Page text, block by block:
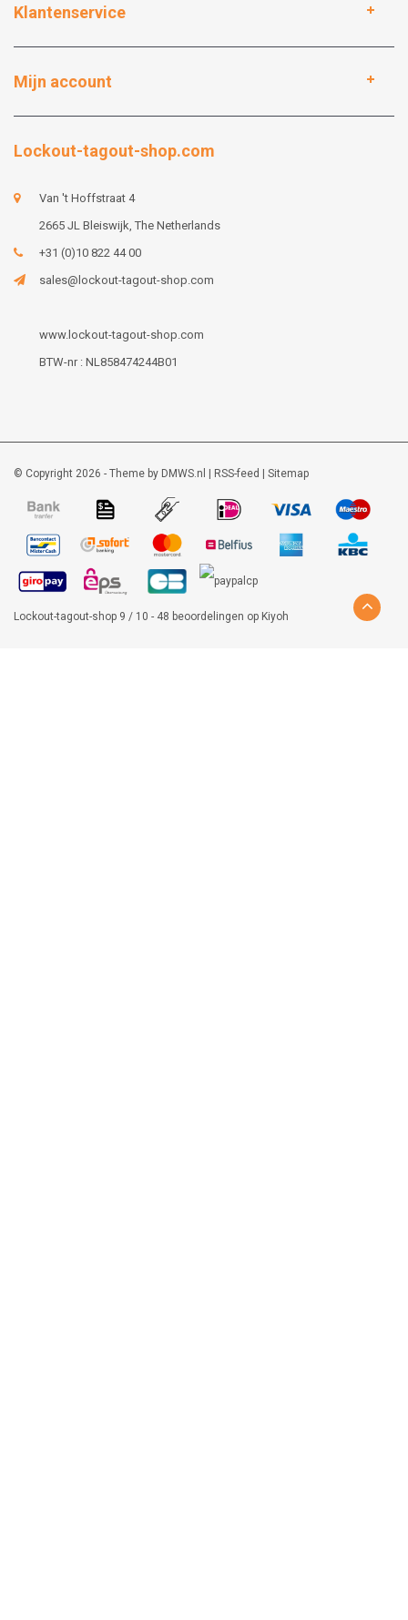
Klantenservice
Mijn account
Lockout-tagout-shop.com
Van 't Hoffstraat 4
2665 JL Bleiswijk, The Netherlands
+31 (0)10 822 44 00
sales@lockout-tagout-shop.com
www.lockout-tagout-shop.com
BTW-nr : NL858474244B01
© Copyright 2026 - Theme by DMWS.nl | RSS-feed | Sitemap
Lockout-tagout-shop 9 / 10 - 48 beoordelingen op Kiyoh